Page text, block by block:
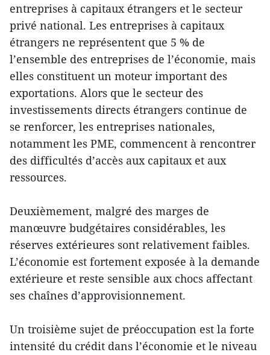
entreprises à capitaux étrangers et le secteur
privé national. Les entreprises à capitaux
étrangers ne représentent que 5 % de
l’ensemble des entreprises de l’économie, mais
elles constituent un moteur important des
exportations. Alors que le secteur des
investissements directs étrangers continue de
se renforcer, les entreprises nationales,
notamment les PME, commencent à rencontrer
des difficultés d’accès aux capitaux et aux
ressources.
Deuxièmement, malgré des marges de
manœuvre budgétaires considérables, les
réserves extérieures sont relativement faibles.
L’économie est fortement exposée à la demande
extérieure et reste sensible aux chocs affectant
ses chaînes d’approvisionnement.
Un troisième sujet de préoccupation est la forte
intensité du crédit dans l’économie et le niveau